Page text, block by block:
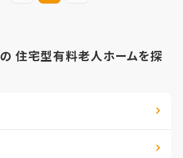
住宅型有料老人ホームを探